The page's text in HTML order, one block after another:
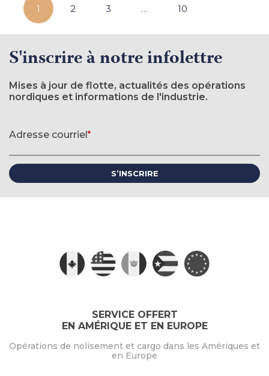
1 2 3 … 10
S'inscrire à notre infolettre
Mises à jour de flotte, actualités des opérations
nordiques et informations de l'industrie.
Adresse courriel*
SERVICE OFFERT
EN AMÉRIQUE ET EN EUROPE
Opérations de nolisement et cargo dans les Amériques et
en Europe